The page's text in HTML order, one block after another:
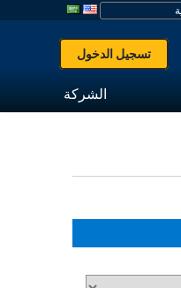
تسجيل الدخول
الشركة